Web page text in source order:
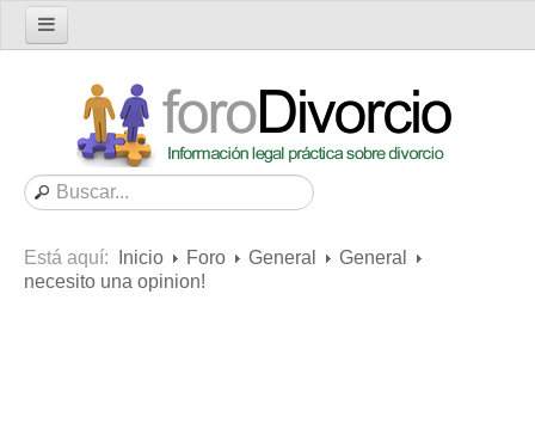
Foro
Nuevo tema
Buscar en el foro
Mensajes recientes
Está aquí: Inicio Foro General
General
necesito una opinion!